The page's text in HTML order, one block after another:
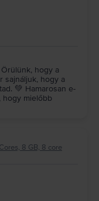
hogy a
sajnáljuk, hogy a
💚 Hamarosan e-
hogy mielőbb
8 GB, 8 core